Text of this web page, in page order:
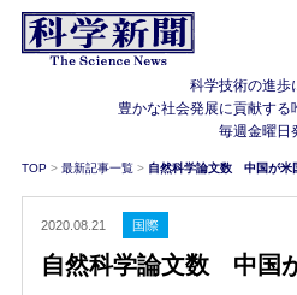
科学技術の進歩
豊かな社会発展に貢献する
毎週金曜日
TOP > 最新記事一覧 > 自然科学論文数 中国が米
2020.08.21 国際
自然科学論文数 中国